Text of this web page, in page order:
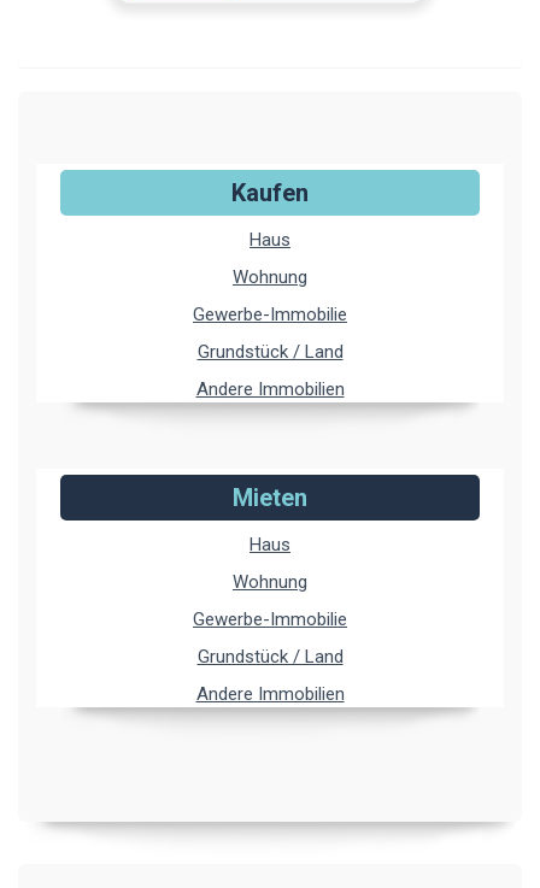
Kaufen
Haus
Wohnung
Gewerbe-Immobilie
Grundstück / Land
Andere Immobilien
Mieten
Haus
Wohnung
Gewerbe-Immobilie
Grundstück / Land
Andere Immobilien